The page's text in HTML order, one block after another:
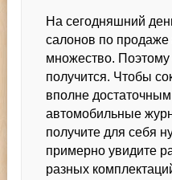
На сегодняшний
салонов по
множество. Поэтому
получится. Чтобы
вполне
автомобильные
получите для себя
примерно увидите
разных